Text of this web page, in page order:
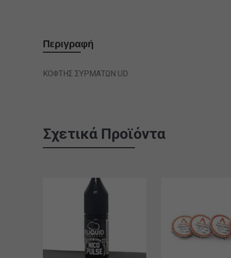
Περιγραφή
ΚΟΦΤΗΣ ΣΥΡΜΑΤΩΝ UD
Σχετικά Προϊόντα